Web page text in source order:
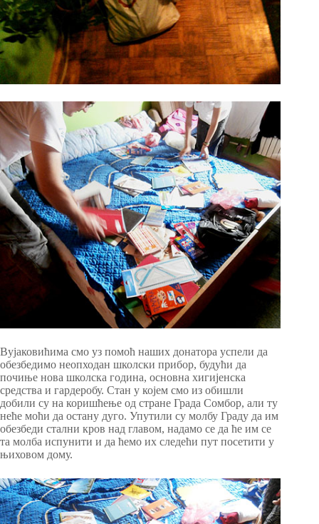
Вујаковићима смо уз помоћ наших донатора успели да
обезбедимо неопходан школски прибор, будући да
почиње нова школска година, основна хигијенска
средства и гардеробу. Стан у којем смо из обишли
добили су на коришћење од стране Града Сомбор, али ту
неће моћи да остану дуго. Упутили су молбу Граду да им
обезбеди стални кров над главом, надамо се да ће им се
та молба испунити и да ћемо их следећи пут посетити у
њиховом дому.